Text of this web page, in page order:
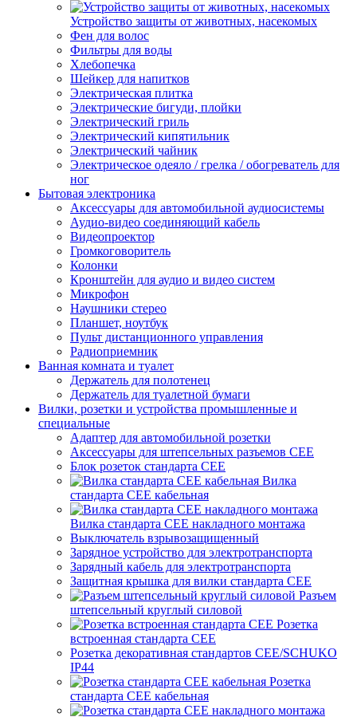
Устройство защиты от животных, насекомых
Фен для волос
Фильтры для воды
Хлебопечка
Шейкер для напитков
Электрическая плитка
Электрические бигуди, плойки
Электрический гриль
Электрический кипятильник
Электрический чайник
Электрическое одеяло / грелка / обогреватель для
ног
Бытовая электроника
Аксессуары для автомобильной аудиосистемы
Аудио-видео соединяющий кабель
Видеопроектор
Громкоговоритель
Колонки
Кронштейн для аудио и видео систем
Микрофон
Наушники стерео
Планшет, ноутбук
Пульт дистанционного управления
Радиоприемник
Ванная комната и туалет
Держатель для полотенец
Держатель для туалетной бумаги
Вилки, розетки и устройства промышленные и
специальные
Адаптер для автомобильной розетки
Аксессуары для штепсельных разъемов CEE
Блок розеток стандарта CEE
Вилка
стандарта CEE кабельная
Вилка стандарта CEE накладного монтажа
Выключатель взрывозащищенный
Зарядное устройство для электротранспорта
Зарядный кабель для электротранспорта
Защитная крышка для вилки стандарта CEE
Разъем
штепсельный круглый силовой
Розетка
встроенная стандарта CEE
Розетка декоративная стандартов CEE/SCHUKO
IP44
Розетка
стандарта СЕЕ кабельная